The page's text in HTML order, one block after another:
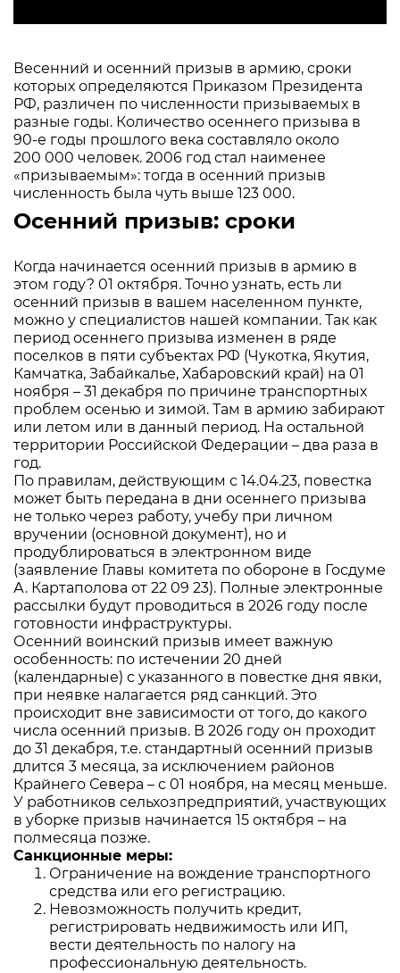
Весенний и осенний призыв в армию, сроки
которых определяются Приказом Президента
РФ, различен по численности призываемых в
разные годы. Количество осеннего призыва в
90-е годы прошлого века составляло около
200 000 человек. 2006 год стал наименее
«призываемым»: тогда в осенний призыв
численность была чуть выше 123 000.
Осенний призыв: сроки
Когда начинается осенний призыв в армию в
этом году? 01 октября. Точно узнать, есть ли
осенний призыв в вашем населенном пункте,
можно у специалистов нашей компании. Так как
период осеннего призыва изменен в ряде
поселков в пяти субъектах РФ (Чукотка, Якутия,
Камчатка, Забайкалье, Хабаровский край) на 01
ноября – 31 декабря по причине транспортных
проблем осенью и зимой. Там в армию забирают
или летом или в данный период. На остальной
территории Российской Федерации – два раза в
год.
По правилам, действующим с 14.04.23, повестка
может быть передана в дни осеннего призыва
не только через работу, учебу при личном
вручении (основной документ), но и
продублироваться в электронном виде
(заявление Главы комитета по обороне в Госдуме
А. Картаполова от 22 09 23). Полные электронные
рассылки будут проводиться в 2026 году после
готовности инфраструктуры.
Осенний воинский призыв имеет важную
особенность: по истечении 20 дней
(календарные) с указанного в повестке дня явки,
при неявке налагается ряд санкций. Это
происходит вне зависимости от того, до какого
числа осенний призыв. В 2026 году он проходит
до 31 декабря, т.е. стандартный осенний призыв
длится 3 месяца, за исключением районов
Крайнего Севера – с 01 ноября, на месяц меньше.
У работников сельхозпредприятий, участвующих
в уборке призыв начинается 15 октября – на
полмесяца позже.
Санкционные меры:
Ограничение на вождение транспортного
средства или его регистрацию.
Невозможность получить кредит,
регистрировать недвижимость или ИП,
вести деятельность по налогу на
профессиональную деятельность.